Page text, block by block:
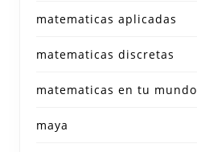
matematicas aplicadas
matematicas discretas
matematicas en tu mundo
maya